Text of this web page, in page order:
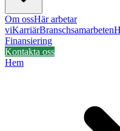
Om ossHär arbetar
viKarriärBranschsamarbeten
Finansiering
Kontakta oss
Hem